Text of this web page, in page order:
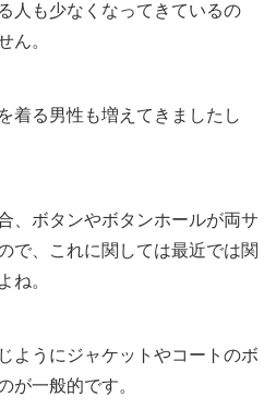
人も少なくなってきているの
ん。
着る男性も増えてきましたし
、ボタンやボタンホールが両サ
で、これに関しては最近では関
ね。
ようにジャケットやコートのボ
が一般的です。